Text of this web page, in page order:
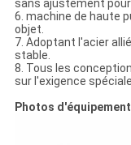
sans ajustement
6. machine de haute
objet.
7. Adoptant l'acier
stable.
8. Tous les
sur l'exigence
Photos